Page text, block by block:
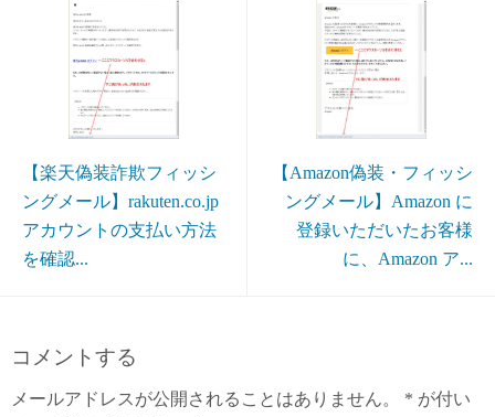
【楽天偽装詐欺フィッシ
ングメール】rakuten.co.jp
アカウントの支払い方法
を確認...
【Amazon偽装・フィッシ
ングメール】Аmazon に
登録いただいたお客様
に、Аmazon ア...
コメントする
メールアドレスが公開されることはありません。 * が付い